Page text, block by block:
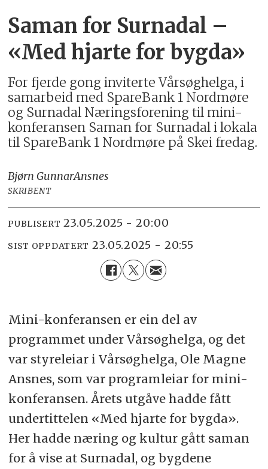
Saman for Surnadal –
«Med hjarte for bygda»
For fjerde gong inviterte Vårsøghelga, i
samarbeid med SpareBank 1 Nordmøre
og Surnadal Næringsforening til mini-
konferansen Saman for Surnadal i lokala
til SpareBank 1 Nordmøre på Skei fredag.
Bjørn GunnarAnsnes
SKRIBENT
PUBLISERT 23.05.2025 - 20:00
SIST OPPDATERT 23.05.2025 - 20:55
Mini-konferansen er ein del av
programmet under Vårsøghelga, og det
var styreleiar i Vårsøghelga, Ole Magne
Ansnes, som var programleiar for mini-
konferansen. Årets utgåve hadde fått
undertittelen «Med hjarte for bygda».
Her hadde næring og kultur gått saman
for å vise at Surnadal, og bygdene